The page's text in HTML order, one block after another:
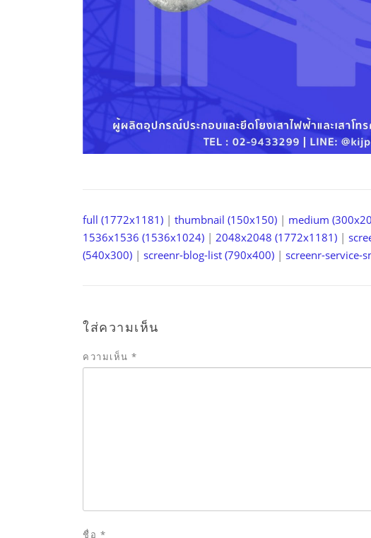
full (1772x1181) | thumbnail (150x150) | medium
1536x1536 (1536x1024) | 2048x2048 (1772x1181) |
(540x300) | screenr-blog-list (790x400) | screenr-service-
ใส่ความเห็น
ความเห็น *
ชื่อ *